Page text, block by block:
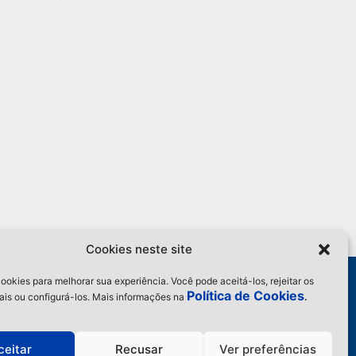
Cookies neste site
para melhorar sua experiência. Você pode aceitá-los, rejeitar os
ou configurá-los. Mais informações na Política de Cookies.
Recusar Ver preferências